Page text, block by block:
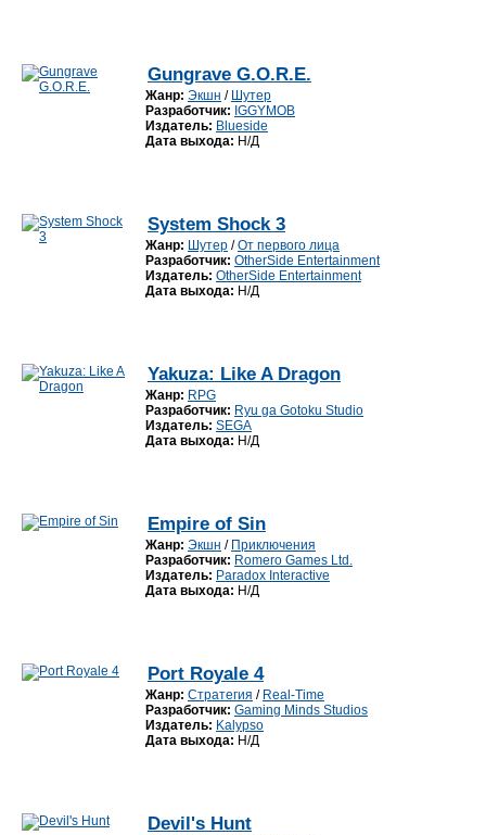
Gungrave G.O.R.E.
Жанр: Экшн / Шутер
Разработчик: IGGYMOB
Издатель: Blueside
Дата выхода: Н/Д
System Shock 3
Жанр: Шутер /От первого лица
Разработчик: OtherSide Entertainment
Издатель: OtherSide Entertainment
Дата выхода: Н/Д
Yakuza: Like A Dragon
Жанр: RPG
Разработчик: Ryu ga Gotoku Studio
Издатель: SEGA
Дата выхода: Н/Д
Empire of Sin
Жанр: Экшн / Приключения
Разработчик: Romero Games Ltd.
Издатель: Paradox Interactive
Дата выхода: Н/Д
Port Royale 4
Жанр: Стратегия / Real-Time
Разработчик: Gaming Minds Studios
Издатель: Kalypso
Дата выхода: Н/Д
Devil's Hunt